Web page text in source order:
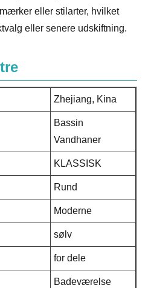
eller stilarter, hvilket
eller senere udskiftning.
Zhejiang, Kina
Bassin
Vandhaner
KLASSISK
Rund
Moderne
sølv
for dele
Badeværelse